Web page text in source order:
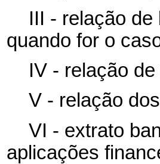
III - relação
quando for o
IV - relação
V - relação
VI - extrato
aplicações